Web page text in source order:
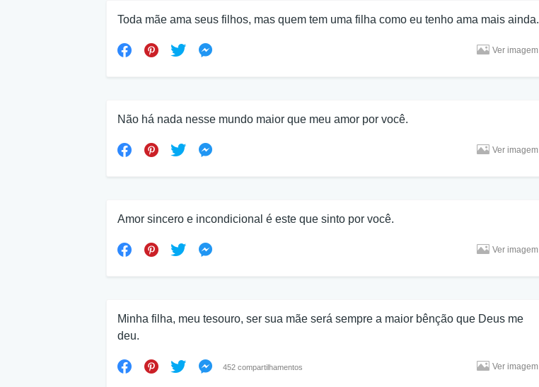
Toda mãe ama seus filhos, mas quem tem uma filha como eu tenho ama mais ainda.
Ver imagem
Não há nada nesse mundo maior que meu amor por você.
Ver imagem
Amor sincero e incondicional é este que sinto por você.
Ver imagem
Minha filha, meu tesouro, ser sua mãe será sempre a maior bênção que Deus me
deu.
452 compartilhamentos Ver imagem